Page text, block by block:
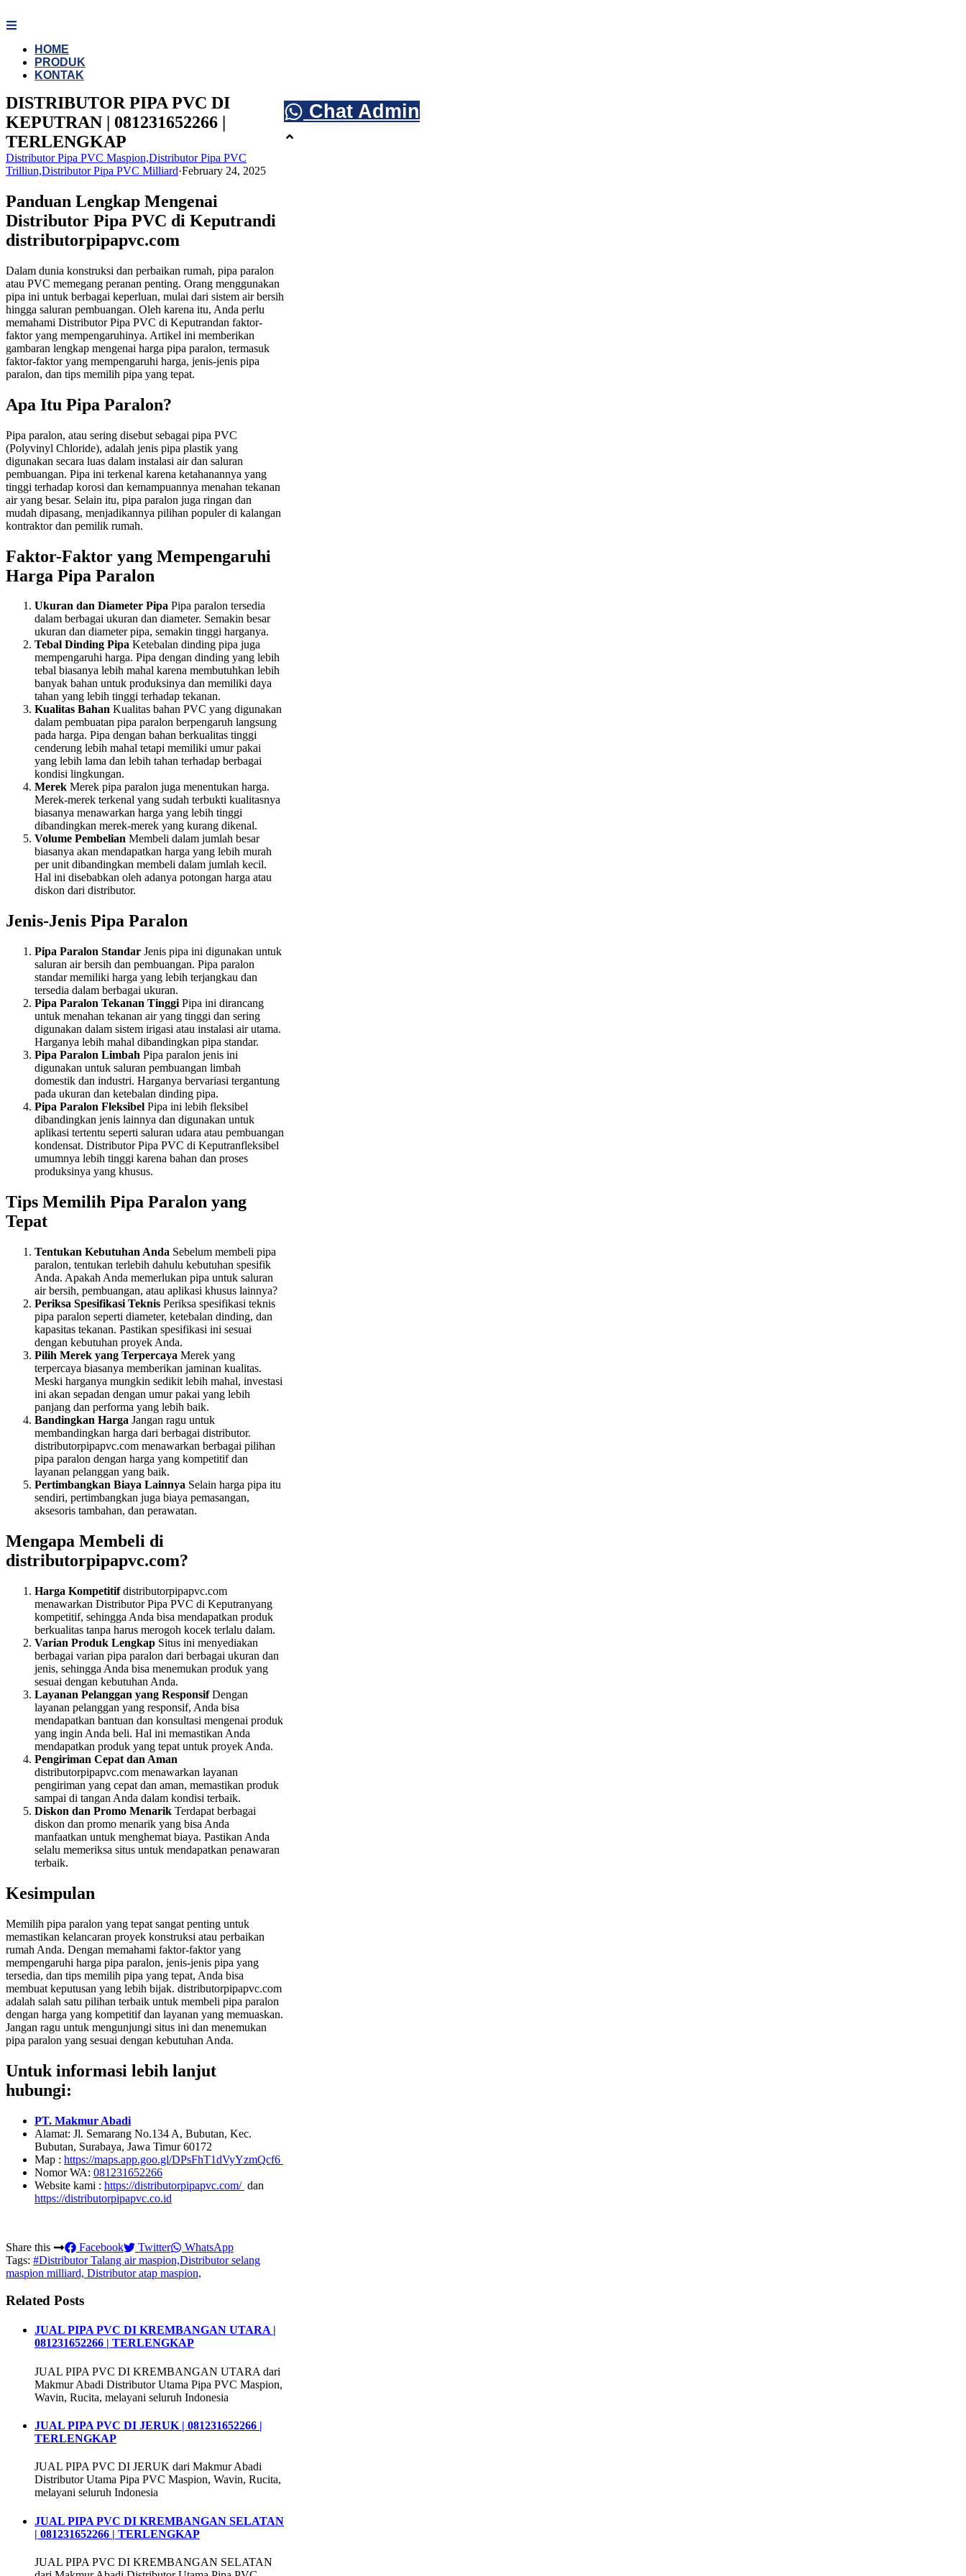
to
HOME
PRODUK
KONTAK
DISTRIBUTOR PIPA PVC DI
KEPUTRAN | 081231652266 |
TERLENGKAP
Distributor Pipa PVC Maspion,Distributor Pipa PVC
Trilliun,Distributor Pipa PVC Milliard·February 24, 2025
Panduan Lengkap Mengenai
Distributor Pipa PVC di Keputrandi
distributorpipapvc.com
Dalam dunia konstruksi dan perbaikan rumah, pipa paralon
atau PVC memegang peranan penting. Orang menggunakan
pipa ini untuk berbagai keperluan, mulai dari sistem air bersih
hingga saluran pembuangan. Oleh karena itu, Anda perlu
memahami Distributor Pipa PVC di Keputrandan faktor-
faktor yang mempengaruhinya. Artikel ini memberikan
gambaran lengkap mengenai harga pipa paralon, termasuk
faktor-faktor yang mempengaruhi harga, jenis-jenis pipa
paralon, dan tips memilih pipa yang tepat.
Apa Itu Pipa Paralon?
Pipa paralon, atau sering disebut sebagai pipa PVC
(Polyvinyl Chloride), adalah jenis pipa plastik yang
digunakan secara luas dalam instalasi air dan saluran
pembuangan. Pipa ini terkenal karena ketahanannya yang
tinggi terhadap korosi dan kemampuannya menahan tekanan
air yang besar. Selain itu, pipa paralon juga ringan dan
mudah dipasang, menjadikannya pilihan populer di kalangan
kontraktor dan pemilik rumah.
Faktor-Faktor yang Mempengaruhi
Harga Pipa Paralon
Ukuran dan Diameter Pipa Pipa paralon tersedia
dalam berbagai ukuran dan diameter. Semakin besar
ukuran dan diameter pipa, semakin tinggi harganya.
Tebal Dinding Pipa Ketebalan dinding pipa juga
mempengaruhi harga. Pipa dengan dinding yang lebih
tebal biasanya lebih mahal karena membutuhkan lebih
banyak bahan untuk produksinya dan memiliki daya
tahan yang lebih tinggi terhadap tekanan.
Kualitas Bahan Kualitas bahan PVC yang digunakan
dalam pembuatan pipa paralon berpengaruh langsung
pada harga. Pipa dengan bahan berkualitas tinggi
cenderung lebih mahal tetapi memiliki umur pakai
yang lebih lama dan lebih tahan terhadap berbagai
kondisi lingkungan.
Merek Merek pipa paralon juga menentukan harga.
Merek-merek terkenal yang sudah terbukti kualitasnya
biasanya menawarkan harga yang lebih tinggi
dibandingkan merek-merek yang kurang dikenal.
Volume Pembelian Membeli dalam jumlah besar
biasanya akan mendapatkan harga yang lebih murah
per unit dibandingkan membeli dalam jumlah kecil.
Hal ini disebabkan oleh adanya potongan harga atau
diskon dari distributor.
Jenis-Jenis Pipa Paralon
Pipa Paralon Standar Jenis pipa ini digunakan untuk
saluran air bersih dan pembuangan. Pipa paralon
standar memiliki harga yang lebih terjangkau dan
tersedia dalam berbagai ukuran.
Pipa Paralon Tekanan Tinggi Pipa ini dirancang
untuk menahan tekanan air yang tinggi dan sering
digunakan dalam sistem irigasi atau instalasi air utama.
Harganya lebih mahal dibandingkan pipa standar.
Pipa Paralon Limbah Pipa paralon jenis ini
digunakan untuk saluran pembuangan limbah
domestik dan industri. Harganya bervariasi tergantung
pada ukuran dan ketebalan dinding pipa.
Pipa Paralon Fleksibel Pipa ini lebih fleksibel
dibandingkan jenis lainnya dan digunakan untuk
aplikasi tertentu seperti saluran udara atau pembuangan
kondensat. Distributor Pipa PVC di Keputranfleksibel
umumnya lebih tinggi karena bahan dan proses
produksinya yang khusus.
Tips Memilih Pipa Paralon yang
Tepat
Tentukan Kebutuhan Anda Sebelum membeli pipa
paralon, tentukan terlebih dahulu kebutuhan spesifik
Anda. Apakah Anda memerlukan pipa untuk saluran
air bersih, pembuangan, atau aplikasi khusus lainnya?
Periksa Spesifikasi Teknis Periksa spesifikasi teknis
pipa paralon seperti diameter, ketebalan dinding, dan
kapasitas tekanan. Pastikan spesifikasi ini sesuai
dengan kebutuhan proyek Anda.
Pilih Merek yang Terpercaya Merek yang
terpercaya biasanya memberikan jaminan kualitas.
Meski harganya mungkin sedikit lebih mahal, investasi
ini akan sepadan dengan umur pakai yang lebih
panjang dan performa yang lebih baik.
Bandingkan Harga Jangan ragu untuk
membandingkan harga dari berbagai distributor.
distributorpipapvc.com menawarkan berbagai pilihan
pipa paralon dengan harga yang kompetitif dan
layanan pelanggan yang baik.
Pertimbangkan Biaya Lainnya Selain harga pipa itu
sendiri, pertimbangkan juga biaya pemasangan,
aksesoris tambahan, dan perawatan.
Mengapa Membeli di
distributorpipapvc.com?
Harga Kompetitifdistributorpipapvc.com
menawarkan Distributor Pipa PVC di Keputranyang
kompetitif, sehingga Anda bisa mendapatkan produk
berkualitas tanpa harus merogoh kocek terlalu dalam.
Varian Produk Lengkap Situs ini menyediakan
berbagai varian pipa paralon dari berbagai ukuran dan
jenis, sehingga Anda bisa menemukan produk yang
sesuai dengan kebutuhan Anda.
Layanan Pelanggan yang ResponsifDengan
layanan pelanggan yang responsif, Anda bisa
mendapatkan bantuan dan konsultasi mengenai produk
yang ingin Anda beli. Hal ini memastikan Anda
mendapatkan produk yang tepat untuk proyek Anda.
Pengiriman Cepat dan Aman
distributorpipapvc.com menawarkan layanan
pengiriman yang cepat dan aman, memastikan produk
sampai di tangan Anda dalam kondisi terbaik.
Diskon dan Promo Menarik Terdapat berbagai
diskon dan promo menarik yang bisa Anda
manfaatkan untuk menghemat biaya. Pastikan Anda
selalu memeriksa situs untuk mendapatkan penawaran
terbaik.
Kesimpulan
Memilih pipa paralon yang tepat sangat penting untuk
memastikan kelancaran proyek konstruksi atau perbaikan
rumah Anda. Dengan memahami faktor-faktor yang
mempengaruhi harga pipa paralon, jenis-jenis pipa yang
tersedia, dan tips memilih pipa yang tepat, Anda bisa
membuat keputusan yang lebih bijak. distributorpipapvc.com
adalah salah satu pilihan terbaik untuk membeli pipa paralon
dengan harga yang kompetitif dan layanan yang memuaskan.
Jangan ragu untuk mengunjungi situs ini dan menemukan
pipa paralon yang sesuai dengan kebutuhan Anda.
Untuk informasi lebih lanjut
hubungi:
PT. Makmur Abadi
Alamat: Jl. Semarang No.134 A, Bubutan, Kec.
Bubutan, Surabaya, Jawa Timur 60172
Map : https://maps.app.goo.gl/DPsFhT1dVyYzmQcf6
Nomor WA: 081231652266
Website kami : https://distributorpipapvc.com/ dan
https://distributorpipapvc.co.id
Share this Facebook Twitter
WhatsApp
Tags: #Distributor Talang air maspion,Distributor selang
maspion milliard, Distributor atap maspion,
Related Posts
JUAL PIPA PVC DI KREMBANGAN UTARA |
081231652266 | TERLENGKAP
JUAL PIPA PVC DI KREMBANGAN UTARA dari
Makmur Abadi Distributor Utama Pipa PVC Maspion,
Wavin, Rucita, melayani seluruh Indonesia
JUAL PIPA PVC DI JERUK | 081231652266 |
TERLENGKAP
JUAL PIPA PVC DI JERUK dari Makmur Abadi
Distributor Utama Pipa PVC Maspion, Wavin, Rucita,
melayani seluruh Indonesia
JUAL PIPA PVC DI KREMBANGAN SELATAN
| 081231652266 | TERLENGKAP
JUAL PIPA PVC DI KREMBANGAN SELATAN
Chat Admin